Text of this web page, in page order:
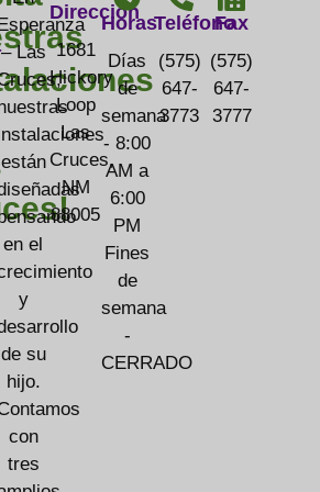
Esperanza
– Las
están
en el
y
de su
hijo.
con
tres
Dirección
1681
Hickory
Loop
Las
Cruces,
NM
88005
Horas
Días
de
semana
- 8:00
AM a
6:00
PM
Fines
de
semana
-
CERRADO
Teléfono
(575)
647-
3773
Fax
(575)
647-
3777